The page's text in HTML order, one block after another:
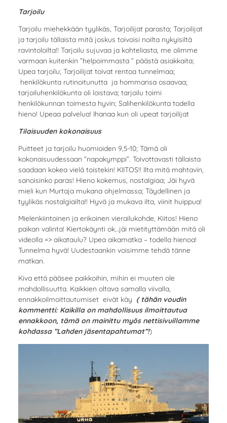
Tarjoilu
Tarjoilu miehekkään tyylikäs, Tarjoilijat parasta; Tarjoilijat
ja tarjoilu tällaista mitä joskus toivoisi noilta nykyisiltä
ravintoloilta!! Tarjoilu sujuvaa ja kohteliasta, me olimme
varmaan kuitenkin ”helpoimmasta ” päästä asiakkaita;
Upea tarjoilu; Tarjoilijat toivat rentoa tunnelmaa;
henkilökunta rutinoitunutta ja hommansa osaavaa;
tarjoiluhenkilökunta oli loistava; tarjoilu toimi
henkilökunnan toimesta hyvin; Salihenkilökunta todella
hieno! Upeaa palvelua! Ihanaa kun oli upeat tarjoilijat
Tilaisuuden kokonaisuus
Puitteet ja tarjoilu huomioiden 9,5-10; Tämä oli
kokonaisuudessaan ”napakymppi”. Toivottavasti tällaista
saadaan kokea vielä toistekin! KIITOS!! Ilta mitä mahtavin,
sanoisinko paras! Hieno kokemus, nostalgiaa; Jäi hyvä
mieli kun Murtaja mukana ohjelmassa; Täydellinen ja
tyylikäs nostalgiailta!! Hyvä ja mukava ilta, viinit huippua!
Mielenkiintoinen ja erikoinen vierailukohde, Kiitos! Hieno
paikan valinta! Kiertokäynti ok…jäi mietityttämään mitä oli
videolla => aikataulu? Upea aikamatka – todella hienoa!
Tunnelma hyvä! Uudestaankin voisimme tehdä tänne
matkan.
Kiva että pääsee paikkoihin, mihin ei muuten ole
mahdollisuutta. Kaikkien oltava samalla viivalla,
ennakkoilmoittautumiset eivät käy ( tähän voudin
kommentti: Kaikilla on mahdollisuus ilmoittautua
ennakkoon, tämä on mainittu myös nettisivuillamme
kohdassa ”Lahden jäsentapahtumat”!)